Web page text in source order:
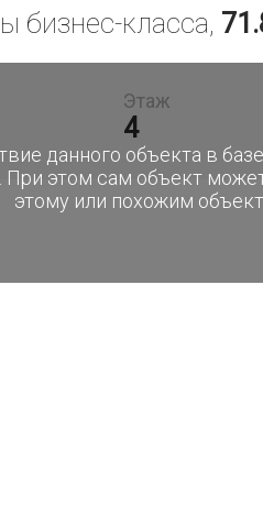
бизнес-класса,
данного объекта в
При этом сам объект
этому или похожим
Этаж
4